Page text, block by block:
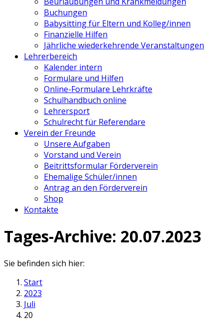
Buchungen
Babysitting für Eltern und Kolleg/innen
Finanzielle Hilfen
Jährliche wiederkehrende Veranstaltungen
Lehrerbereich
Kalender intern
Formulare und Hilfen
Online-Formulare Lehrkräfte
Schulhandbuch online
Lehrersport
Schulrecht für Referendare
Verein der Freunde
Unsere Aufgaben
Vorstand und Verein
Beitrittsformular Förderverein
Ehemalige Schüler/innen
Antrag an den Förderverein
Shop
Kontakte
Tages-Archive: 20.07.2023
Sie befinden sich hier:
Start
2023
Juli
20